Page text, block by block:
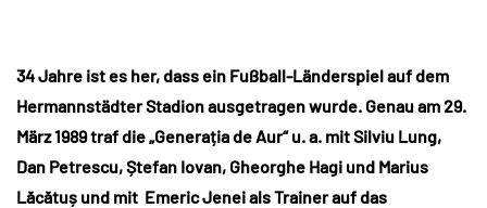
34 Jahre ist es her, dass ein Fußball-Länderspiel auf dem
Hermannstädter Stadion ausgetragen wurde. Genau am 29.
März 1989 traf die „Generația de Aur“ u. a. mit Silviu Lung,
Dan Petrescu, Ștefan Iovan, Gheorghe Hagi und Marius
Lăcătuș und mit Emeric Jenei als Trainer auf das